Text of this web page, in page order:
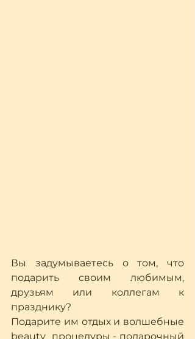
Вы задумываетесь о том, что
подарить своим любимым,
друзьям или коллегам к
празднику?
Подарите им отдых и волшебные
beauty  процедуры - подарочный